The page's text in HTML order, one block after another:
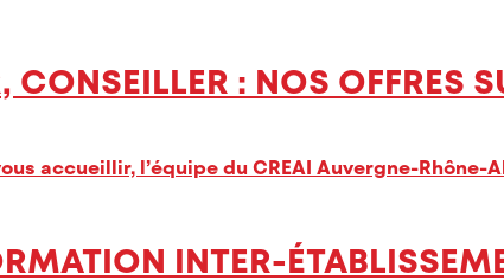
CONSEILLER : NOS OFFRES
accueillir, l’équipe du CREAI Auvergne-
INTER-